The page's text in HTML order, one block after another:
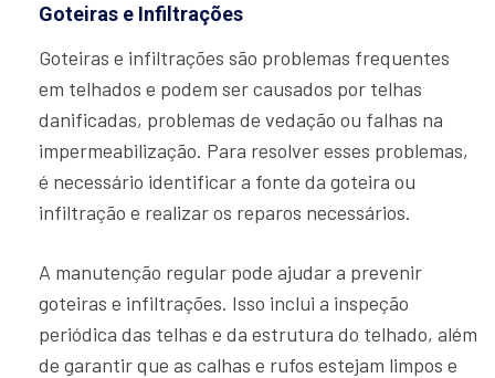
Goteiras e Infiltrações
Goteiras e infiltrações são problemas frequentes
em telhados e podem ser causados por telhas
danificadas, problemas de vedação ou falhas na
impermeabilização. Para resolver esses problemas,
é necessário identificar a fonte da goteira ou
infiltração e realizar os reparos necessários.
A manutenção regular pode ajudar a prevenir
goteiras e infiltrações. Isso inclui a inspeção
periódica das telhas e da estrutura do telhado, além
de garantir que as calhas e rufos estejam limpos e